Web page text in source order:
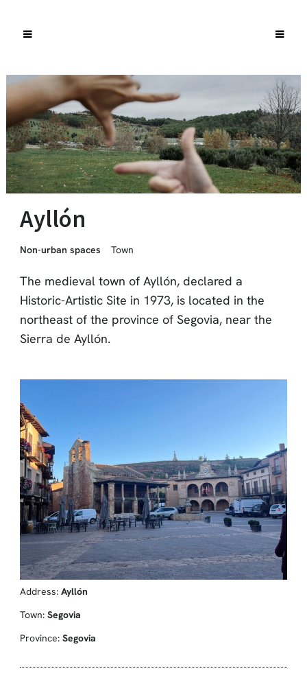
Ayllón
Non-urban spaces Town
The medieval town of Ayllón, declared a
Historic-Artistic Site in 1973, is located in the
northeast of the province of Segovia, near the
Sierra de Ayllón.
Address: Ayllón
Town: Segovia
Province: Segovia